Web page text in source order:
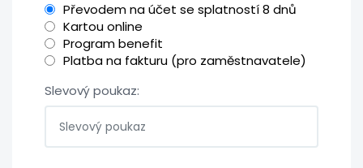
Převodem na účet se splatností 8 dnů
Kartou online
Program benefit
Platba na fakturu (pro zaměstnavatele)
Slevový poukaz: